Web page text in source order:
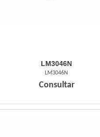
LM3046N
LM3046N
Consultar